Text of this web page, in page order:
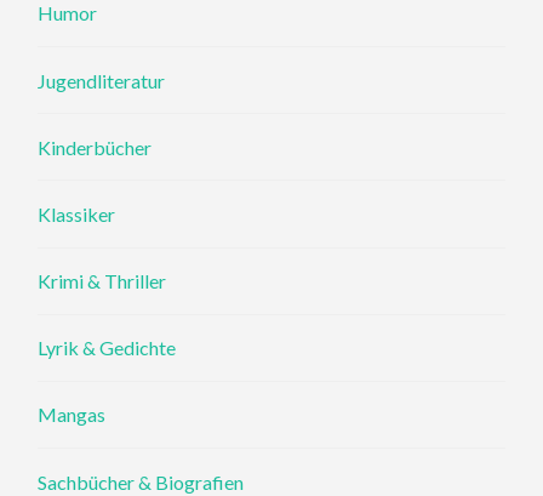
Humor
Jugendliteratur
Kinderbücher
Klassiker
Krimi & Thriller
Lyrik & Gedichte
Mangas
Sachbücher & Biografien